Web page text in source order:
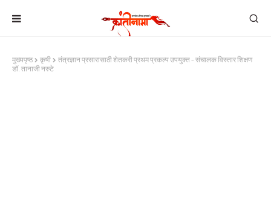
मुख्यपृष्ठ कृषी
तंत्रज्ञान प्रसारासाठी शेतकरी प्रथम प्रकल्प उपयुक्त - संचालक विस्तार शिक्षण
डॉ. तानाजी नरुटे